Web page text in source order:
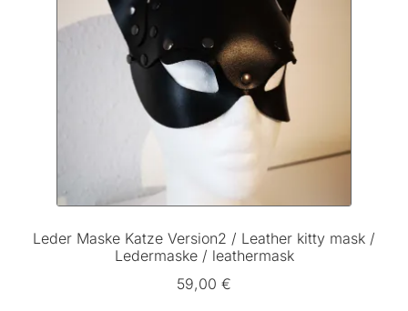
Leder Maske Katze Version2 / Leather kitty mask /
Ledermaske / leathermask
59,00 €